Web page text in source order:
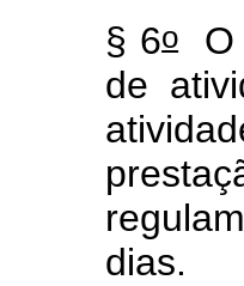
§ 6o O
de ativi
ativida
pr
regulam
dias.